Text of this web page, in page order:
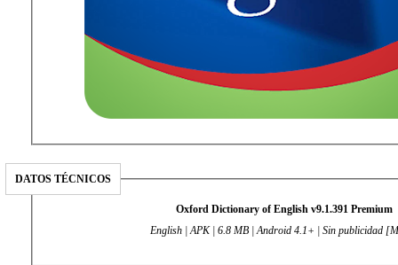
DATOS TÉCNICOS
Oxford Dictionary of English v9.1.391 Premium
English | APK | 6.8 MB | Android 4.1+ | Sin publicidad